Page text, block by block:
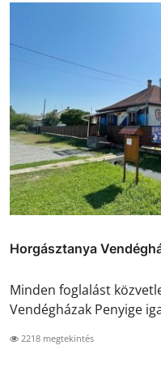
Horgásztanya
Minden foglalást
Vendégházak Penyige
2218 megtekintés